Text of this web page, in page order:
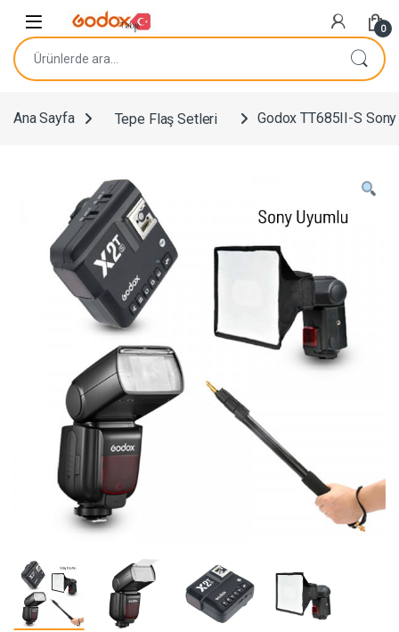
0
Ara:
Ana Sayfa Tepe Flaş Setleri Godox TT685II-S